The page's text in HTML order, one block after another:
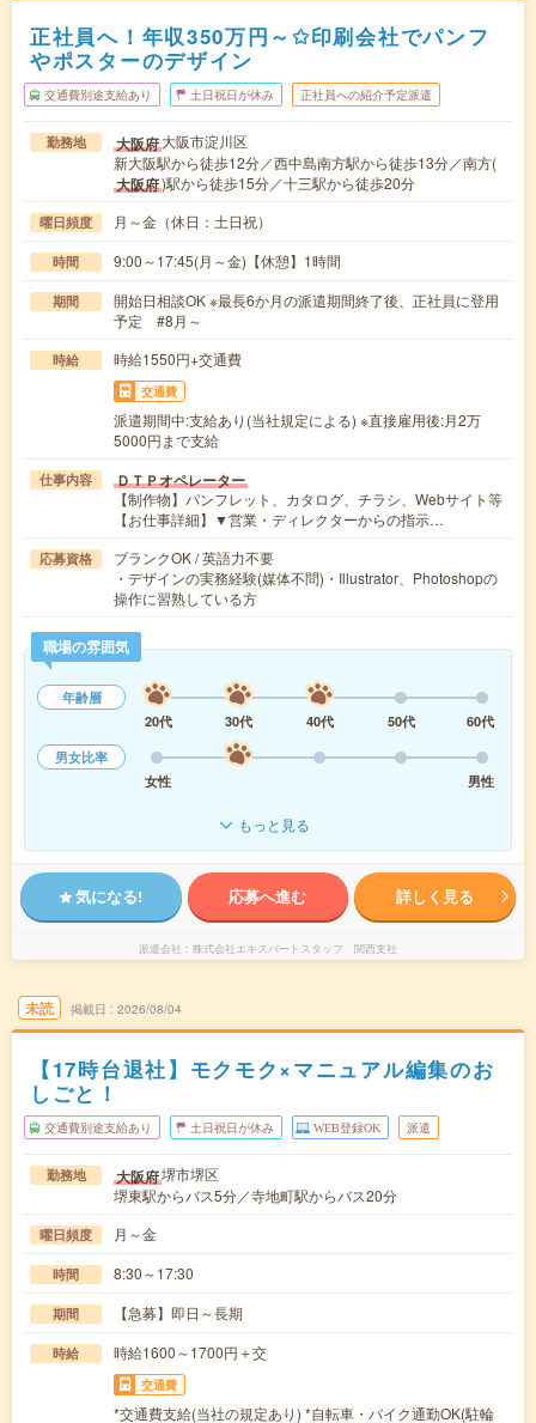
正社員へ！年収350万円～✩印刷会社でパンフ
やポスターのデザイン
交通費別途支給あり 土日祝日が休み 正社員への紹介予定派遣
勤務地 大阪府大阪市淀川区
新大阪駅から徒歩12分／西中島南方駅から徒歩13分／南方(
大阪府)駅から徒歩15分／十三駅から徒歩20分
曜日頻度 月～金（休日：土日祝）
時間 9:00～17:45(月～金)【休憩】1時間
期間
開始日相談OK ※最長6か月の派遣期間終了後、正社員に登用
予定 #8月～
時給 時給1550円+交通費
交通費
派遣期間中:支給あり(当社規定による) ※直接雇用後:月2万
5000円まで支給
仕事内容 ＤＴＰオペレーター
【制作物】パンフレット、カタログ、チラシ、Webサイト等
【お仕事詳細】▼営業・ディレクターからの指示…
応募資格
ブランクOK / 英語力不要
・デザインの実務経験(媒体不問)・Illustrator、Photoshopの
操作に習熟している方
職場の雰囲気
年齢層
20代
30代 40代 50代
60代
男女比率
女性
男性
もっと見る
気になる! 応募へ進む 詳しく見る
派遣会社 株式会社エキスパートスタッフ 関西支社
未読 掲載日 2026/08/04
【17時台退社】モクモク×マニュアル編集のお
しごと！
交通費別途支給あり 土日祝日が休み WEB登録OK 派遣
勤務地 大阪府堺市堺区
堺東駅からバス5分／寺地町駅からバス20分
曜日頻度 月～金
時間 8:30～17:30
期間 【急募】即日～長期
時給 時給1600～1700円＋交
交通費
*交通費支給(当社の規定あり) *自転車・バイク通勤OK(駐輪